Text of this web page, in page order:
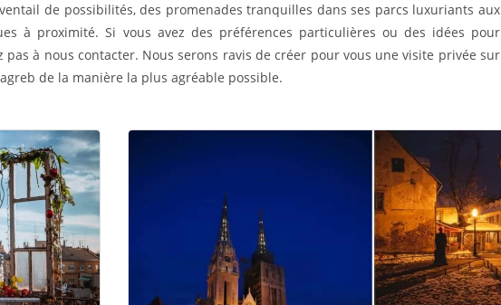
de possibilités, des promenades tranquilles dans ses parcs luxuriants aux
à proximité. Si vous avez des préférences particulières ou des idées pour
pas à nous contacter. Nous serons ravis de créer pour vous une visite privée sur
de la manière la plus agréable possible.